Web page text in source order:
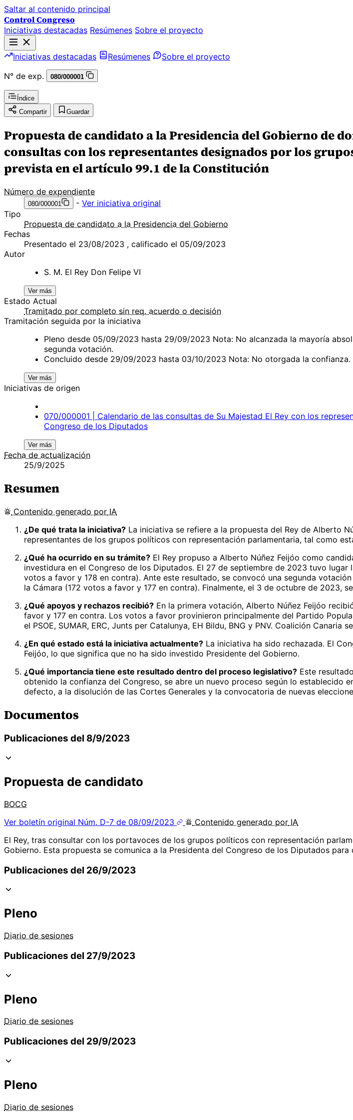
Saltar al contenido principal
Control Congreso
Iniciativas destacadas Resúmenes Sobre el proyecto
Iniciativas destacadas Resúmenes
Sobre el proyecto
N° de exp.
080/000001
Índice
Compartir
Guardar
Propuesta de candidato a la Presidencia del Gobierno de
consultas con los representantes designados por los
prevista en el artículo 99.1 de la Constitución
Número de expendiente
080/000001 - Ver iniciativa original
Tipo
Propuesta de candidato a la Presidencia del Gobierno
Fechas
Presentado el 23/08/2023 , calificado el 05/09/2023
Autor
S. M. El Rey Don Felipe VI
Ver más
Estado Actual
Tramitado por completo sin req. acuerdo o decisión
Tramitación seguida por la iniciativa
Pleno desde 05/09/2023 hasta 29/09/2023 Nota: No alcanzada la mayoría
segunda votación.
Concluido desde 29/09/2023 hasta 03/10/2023 Nota: No otorgada la confianza.
Ver más
Iniciativas de origen
070/000001 | Calendario de las consultas de Su Majestad El Rey con los
Congreso de los Diputados
Ver más
Fecha de actualización
25/9/2025
Resumen
Contenido generado por IA
¿De qué trata la iniciativa? La iniciativa se refiere a la propuesta del Rey de Alberto
representantes de los grupos políticos con representación parlamentaria, tal como
¿Qué ha ocurrido en su trámite? El Rey propuso a Alberto Núñez Feijóo como
investidura en el Congreso de los Diputados. El 27 de septiembre de 2023 tuvo
votos a favor y 178 en contra). Ante este resultado, se convocó una segunda
la Cámara (172 votos a favor y 177 en contra). Finalmente, el 3 de octubre de 2023,
¿Qué apoyos y rechazos recibió? En la primera votación, Alberto Núñez Feijóo
favor y 177 en contra. Los votos a favor provinieron principalmente del Partido
el PSOE, SUMAR, ERC, Junts per Catalunya, EH Bildu, BNG y PNV. Coalición Canaria
¿En qué estado está la iniciativa actualmente? La iniciativa ha sido rechazada. El
Feijóo, lo que significa que no ha sido investido Presidente del Gobierno.
¿Qué importancia tiene este resultado dentro del proceso legislativo? Este
obtenido la confianza del Congreso, se abre un nuevo proceso según lo establecido
defecto, a la disolución de las Cortes Generales y la convocatoria de nuevas
Documentos
Publicaciones del 8/9/2023
Propuesta de candidato
BOCG
Ver boletín original Núm. D-7 de 08/09/2023 Contenido generado por IA
El Rey, tras consultar con los portavoces de los grupos políticos con representación
Gobierno. Esta propuesta se comunica a la Presidenta del Congreso de los Diputados
Publicaciones del 26/9/2023
Pleno
Diario de sesiones
Publicaciones del 27/9/2023
Pleno
Diario de sesiones
Publicaciones del 29/9/2023
Pleno
Diario de sesiones